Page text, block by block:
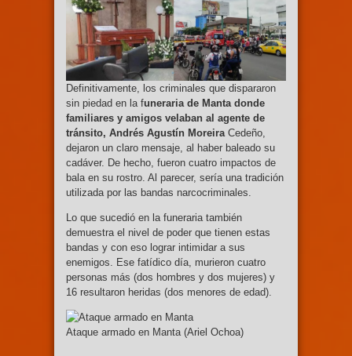
Definitivamente, los criminales que dispararon
sin piedad en la funeraria de Manta donde
familiares y amigos velaban al agente de
tránsito, Andrés Agustín Moreira Cedeño,
dejaron un claro mensaje, al haber baleado su
cadáver. De hecho, fueron cuatro impactos de
bala en su rostro. Al parecer, sería una tradición
utilizada por las bandas narcocriminales.
Lo que sucedió en la funeraria también
demuestra el nivel de poder que tienen estas
bandas y con eso lograr intimidar a sus
enemigos. Ese fatídico día, murieron cuatro
personas más (dos hombres y dos mujeres) y
16 resultaron heridas (dos menores de edad).
Ataque armado en Manta (Ariel Ochoa)